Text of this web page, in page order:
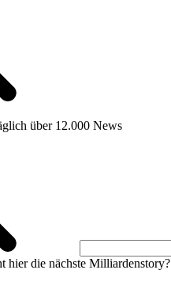
über 12.000 News
hier die nächste Milliardenstory?